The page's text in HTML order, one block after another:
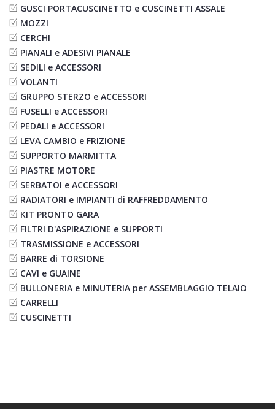
GUSCI PORTACUSCINETTO e CUSCINETTI ASSALE
MOZZI
CERCHI
PIANALI e ADESIVI PIANALE
SEDILI e ACCESSORI
VOLANTI
GRUPPO STERZO e ACCESSORI
FUSELLI e ACCESSORI
PEDALI e ACCESSORI
LEVA CAMBIO e FRIZIONE
SUPPORTO MARMITTA
PIASTRE MOTORE
SERBATOI e ACCESSORI
RADIATORI e IMPIANTI di RAFFREDDAMENTO
KIT PRONTO GARA
FILTRI D'ASPIRAZIONE e SUPPORTI
TRASMISSIONE e ACCESSORI
BARRE di TORSIONE
CAVI e GUAINE
BULLONERIA e MINUTERIA per ASSEMBLAGGIO TELAIO
CARRELLI
CUSCINETTI